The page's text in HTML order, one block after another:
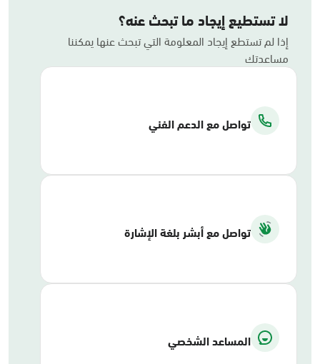
لا تستطيع إيجاد ما تبحث عنه؟
إذا لم تستطع إيجاد المعلومة التي تبحث عنها يمكننا
مساعدتك
تواصل مع الدعم الفني
تواصل مع أبشر بلغة الإشارة
المساعد الشخصي